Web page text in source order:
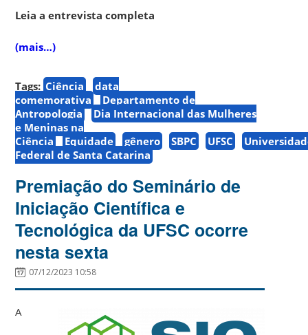
Leia a entrevista completa
(mais…)
Tags: Ciência
data
comemorativa
Departamento de
Antropologia
Dia Internacional das Mulheres
e Meninas na
Ciência
Equidade gênero SBPC UFSC
Federal de Santa Catarina
Premiação do Seminário de
Iniciação Científica e
Tecnológica da UFSC ocorre
nesta sexta
07/12/2023 10:58
A